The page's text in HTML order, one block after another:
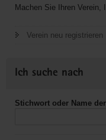
Machen Sie Ihren Verein,
Verein neu registrieren
Ich suche nach
Stichwort oder Name